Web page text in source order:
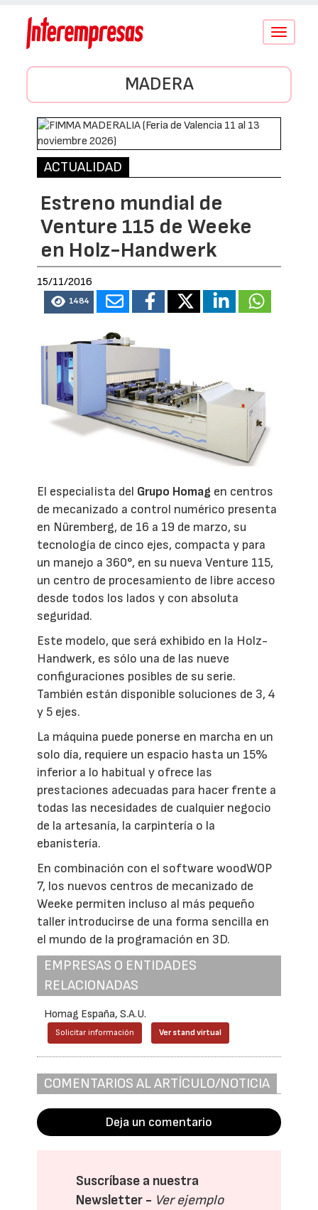
Conmutar
MADERA
ACTUALIDAD
Estreno mundial de
Venture 115 de Weeke
en Holz-Handwerk
15/11/2016
1484
El especialista del Grupo Homag en centros
de mecanizado a control numérico presenta
en Nüremberg, de 16 a 19 de marzo, su
tecnología de cinco ejes, compacta y para
un manejo a 360°, en su nueva Venture 115,
un centro de procesamiento de libre acceso
desde todos los lados y con absoluta
seguridad.
Este modelo, que será exhibido en la Holz-
Handwerk, es sólo una de las nueve
configuraciones posibles de su serie.
También están disponible soluciones de 3, 4
y 5 ejes.
La máquina puede ponerse en marcha en un
solo día, requiere un espacio hasta un 15%
inferior a lo habitual y ofrece las
prestaciones adecuadas para hacer frente a
todas las necesidades de cualquier negocio
de la artesanía, la carpintería o la
ebanistería.
En combinación con el software woodWOP
7, los nuevos centros de mecanizado de
Weeke permiten incluso al más pequeño
taller introducirse de una forma sencilla en
el mundo de la programación en 3D.
EMPRESAS O ENTIDADES
RELACIONADAS
Homag España, S.A.U.
Solicitar información Ver stand virtual
COMENTARIOS AL ARTÍCULO/NOTICIA
Deja un comentario
Suscríbase a nuestra
Newsletter - Ver ejemplo